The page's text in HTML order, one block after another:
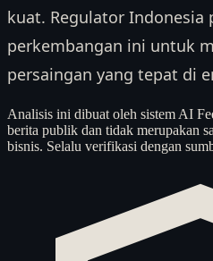
kuat. Regulator Indonesia
perkembangan ini untuk
persaingan yang tepat di
Analisis ini dibuat oleh sistem AI
berita publik dan tidak merupakan
bisnis. Selalu verifikasi dengan